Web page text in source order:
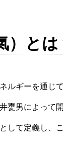
）と
ルギーを通じ
甕男によって
して定義し、